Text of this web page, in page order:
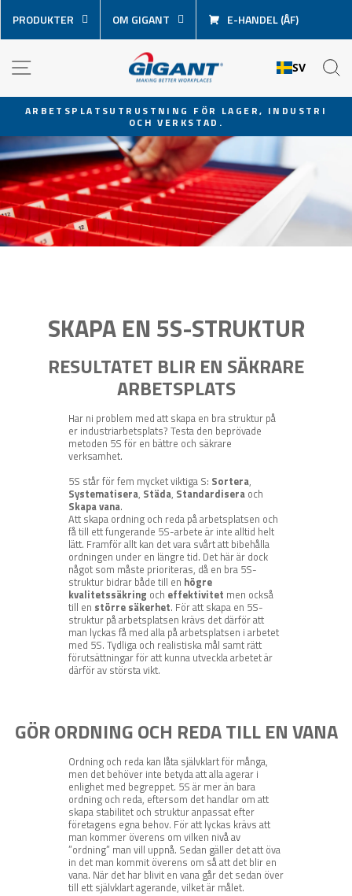
över
innehåll
PRODUKTER OM GIGANT E-HANDEL (ÅF)
SV
Pausa
bildspel
ARBETSPLATSUTRUSTNING FÖR LAGER, INDUSTRI
OCH VERKSTAD.
SKAPA EN 5S-STRUKTUR
RESULTATET BLIR EN SÄKRARE
ARBETSPLATS
Har ni problem med att skapa en bra struktur på
er industriarbetsplats? Testa den beprövade
metoden 5S för en bättre och säkrare
verksamhet.
5S står för fem mycket viktiga S: Sortera,
Systematisera, Städa, Standardisera och
Skapa vana.
Att skapa ordning och reda på arbetsplatsen och
få till ett fungerande 5S-arbete är inte alltid helt
lätt. Framför allt kan det vara svårt att bibehålla
ordningen under en längre tid. Det här är dock
något som måste prioriteras, då en bra 5S-
struktur bidrar både till en högre
kvalitetssäkring och effektivitet men också
till en större säkerhet. För att skapa en 5S-
struktur på arbetsplatsen krävs det därför att
man lyckas få med alla på arbetsplatsen i arbetet
med 5S. Tydliga och realistiska mål samt rätt
förutsättningar för att kunna utveckla arbetet är
därför av största vikt.
GÖR ORDNING OCH REDA TILL EN VANA
Ordning och reda kan låta självklart för många,
men det behöver inte betyda att alla agerar i
enlighet med begreppet. 5S är mer än bara
ordning och reda, eftersom det handlar om att
skapa stabilitet och struktur anpassat efter
företagens egna behov. För att lyckas krävs att
man kommer överens om vilken nivå av
”ordning” man vill uppnå. Sedan gäller det att öva
in det man kommit överens om så att det blir en
vana. När det har blivit en vana går det sedan över
till ett självklart agerande, vilket är målet.